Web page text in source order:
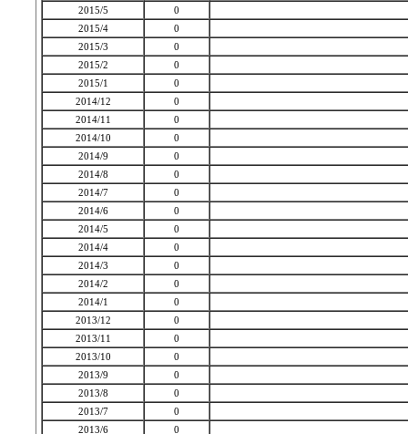
2015/5
0
2015/4
0
2015/3
0
2015/2
0
2015/1
0
2014/12
0
2014/11
0
2014/10
0
2014/9
0
2014/8
0
2014/7
0
2014/6
0
2014/5
0
2014/4
0
2014/3
0
2014/2
0
2014/1
0
2013/12
0
2013/11
0
2013/10
0
2013/9
0
2013/8
0
2013/7
0
2013/6
0